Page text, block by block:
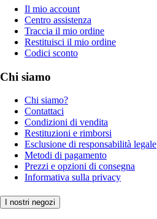
Il mio account
Centro assistenza
Traccia il mio ordine
Restituisci il mio ordine
Codici sconto
Chi siamo
Chi siamo?
Contattaci
Condizioni di vendita
Restituzioni e rimborsi
Esclusione di responsabilità legale
Metodi di pagamento
Prezzi e opzioni di consegna
Informativa sulla privacy
I nostri negozi